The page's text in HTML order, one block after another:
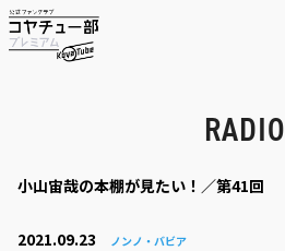
RADIO
小山宙哉の本棚が見たい！／第41回
2021.09.23 ノンノ・バビア